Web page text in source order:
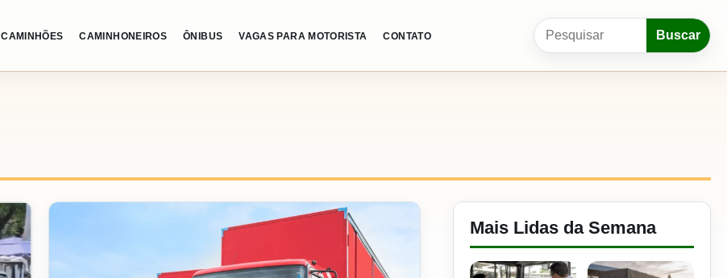
CAMINHÕES CAMINHONEIROS ÔNIBUS VAGAS PARA MOTORISTA CONTATO
Pesquisar por:
Buscar
Mais Lidas da Semana